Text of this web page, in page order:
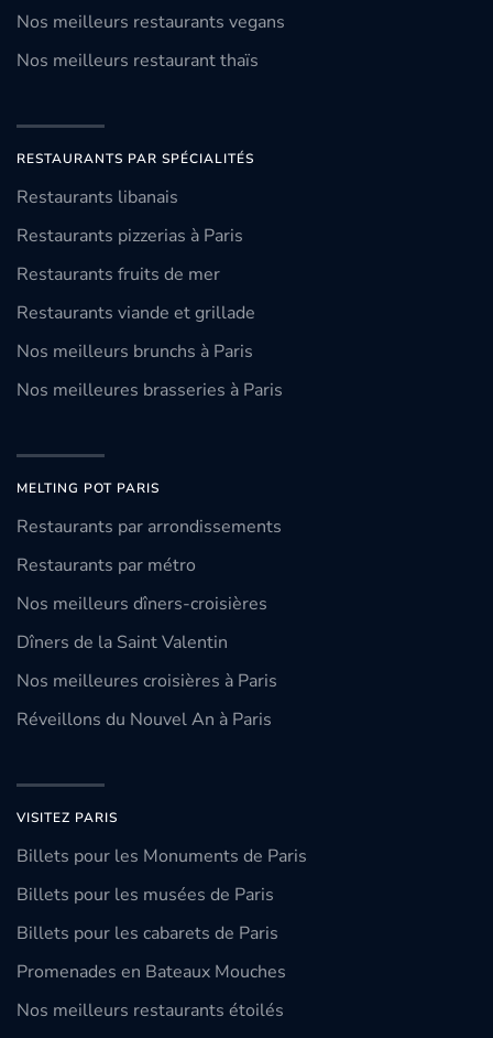
Nos meilleurs restaurants vegans
Nos meilleurs restaurant thaïs
RESTAURANTS PAR SPÉCIALITÉS
Restaurants libanais
Restaurants pizzerias à Paris
Restaurants fruits de mer
Restaurants viande et grillade
Nos meilleurs brunchs à Paris
Nos meilleures brasseries à Paris
MELTING POT PARIS
Restaurants par arrondissements
Restaurants par métro
Nos meilleurs dîners-croisières
Dîners de la Saint Valentin
Nos meilleures croisières à Paris
Réveillons du Nouvel An à Paris
VISITEZ PARIS
Billets pour les Monuments de Paris
Billets pour les musées de Paris
Billets pour les cabarets de Paris
Promenades en Bateaux Mouches
Nos meilleurs restaurants étoilés